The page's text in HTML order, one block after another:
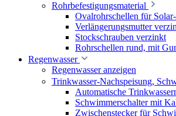
Rohrbefestigungsmaterial
Ovalrohrschellen für
Verlängerungsmutter
Stockschrauben verzinkt
Rohrschellen rund, mit
Regenwasser
Regenwasser anzeigen
Trinkwasser-Nachspeisung,
Automatische
Schwimmerschalter mit
Zwischenstecker für